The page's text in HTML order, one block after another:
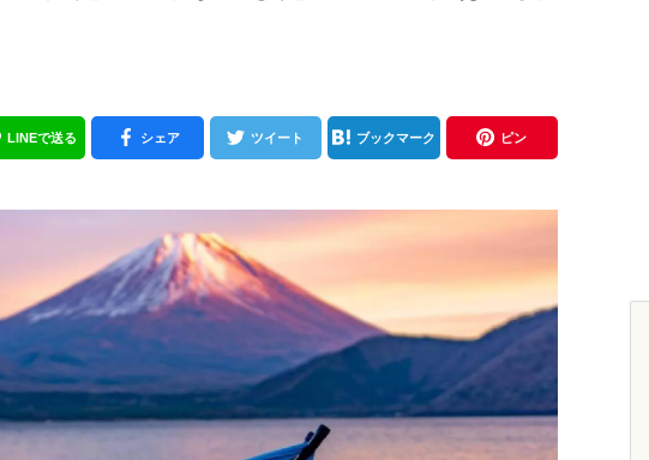
LINEで送る シェア ツイート ブックマーク ピン